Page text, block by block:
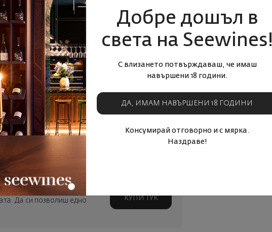
на Зепис Креол се оформя основно от комбинцията
екстракти от местни сейшелски подправки:
Ромът преминава през процес на мацерация с
който преди е отлежавало Мерло. Този процес
ром се добавя 8 годишен, специален карибски
американски бъчви от Бърбън. Мек, елегантен и
Да си позволиш едно
КУПИ ТУК
Добре дошъл в
света на Seewines!
С влизането потвърждаваш, че имаш
навършени 18 години.
ДА, ИМАМ НАВЪРШЕНИ 18 ГОДИНИ
Консумирай отговорно и с мярка.
Наздраве!